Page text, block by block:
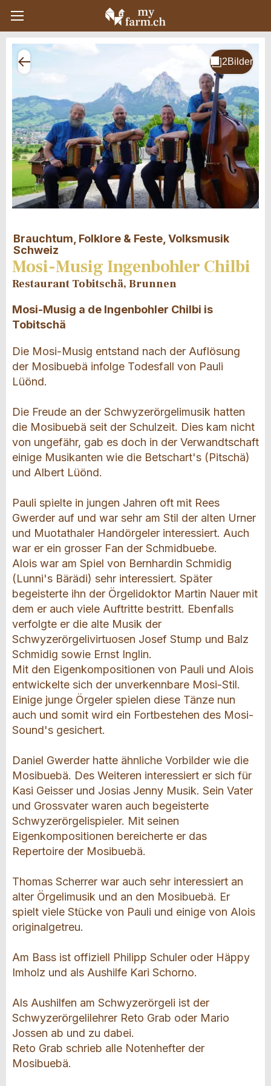
Brauchtum, Folklore & Feste, Volksmusik
Schweiz
Mosi-Musig Ingenbohler Chilbi
Restaurant Tobitschä, Brunnen
Mosi-Musig a de Ingenbohler Chilbi is
Tobitschä
Die Mosi-Musig entstand nach der Auflösung
der Mosibuebä infolge Todesfall von Pauli
Lüönd.
Die Freude an der Schwyzerörgelimusik hatten
die Mosibuebä seit der Schulzeit. Dies kam nicht
von ungefähr, gab es doch in der Verwandtschaft
einige Musikanten wie die Betschart's (Pitschä)
und Albert Lüönd.
Pauli spielte in jungen Jahren oft mit Rees
Gwerder auf und war sehr am Stil der alten Urner
und Muotathaler Handörgeler interessiert. Auch
war er ein grosser Fan der Schmidbuebe.
Alois war am Spiel von Bernhardin Schmidig
(Lunni's Bärädi) sehr interessiert. Später
begeisterte ihn der Örgelidoktor Martin Nauer mit
dem er auch viele Auftritte bestritt. Ebenfalls
verfolgte er die alte Musik der
Schwyzerörgelivirtuosen Josef Stump und Balz
Schmidig sowie Ernst Inglin.
Mit den Eigenkompositionen von Pauli und Alois
entwickelte sich der unverkennbare Mosi-Stil.
Einige junge Örgeler spielen diese Tänze nun
auch und somit wird ein Fortbestehen des Mosi-
Sound's gesichert.
Daniel Gwerder hatte ähnliche Vorbilder wie die
Mosibuebä. Des Weiteren interessiert er sich für
Kasi Geisser und Josias Jenny Musik. Sein Vater
und Grossvater waren auch begeisterte
Schwyzerörgelispieler. Mit seinen
Eigenkompositionen bereicherte er das
Repertoire der Mosibuebä.
Thomas Scherrer war auch sehr interessiert an
alter Örgelimusik und an den Mosibuebä. Er
spielt viele Stücke von Pauli und einige von Alois
originalgetreu.
Am Bass ist offiziell Philipp Schuler oder Häppy
Imholz und als Aushilfe Kari Schorno.
Als Aushilfen am Schwyzerörgeli ist der
Schwyzerörgelilehrer Reto Grab oder Mario
Jossen ab und zu dabei.
Reto Grab schrieb alle Notenhefter der
Mosibuebä.